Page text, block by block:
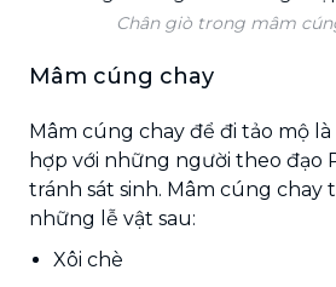
Chân giò trong mâm
Mâm cúng chay
Mâm cúng chay để đi tảo mộ
hợp với những người theo đạo
tránh sát sinh. Mâm cúng chay
những lễ vật sau:
Xôi chè